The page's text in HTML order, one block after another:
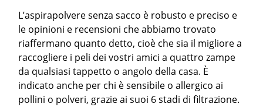
L’aspirapolvere senza sacco è robusto e preciso e
le opinioni e recensioni che abbiamo trovato
riaffermano quanto detto, cioè che sia il migliore a
raccogliere i peli dei vostri amici a quattro zampe
da qualsiasi tappetto o angolo della casa. È
indicato anche per chi è sensibile o allergico ai
pollini o polveri, grazie ai suoi 6 stadi di filtrazione.